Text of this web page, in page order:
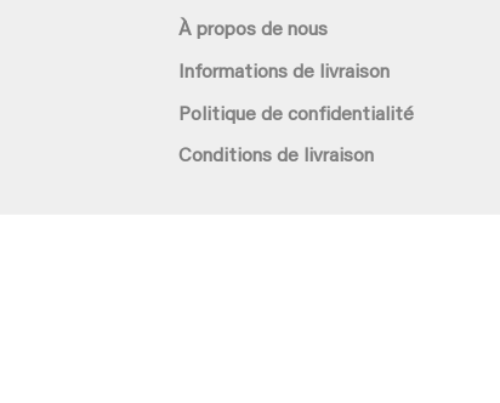
À propos de nous
Informations de livraison
Politique de confidentialité
Conditions de livraison